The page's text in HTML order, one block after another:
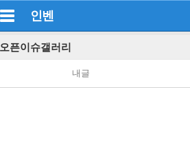
인벤
오픈이슈갤러리
내글